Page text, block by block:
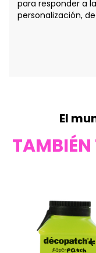
para responder a
personalización,
El
TAMBIÉN